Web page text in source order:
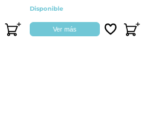
Disponible
Ver más